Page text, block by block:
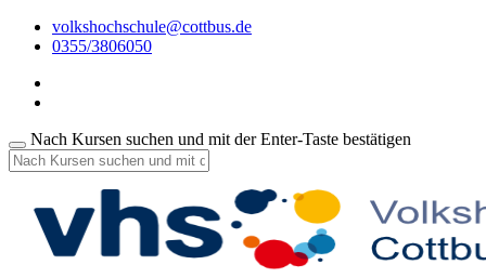
volkshochschule@cottbus.de
0355/3806050
Nach Kursen suchen und mit der Enter-Taste bestätigen